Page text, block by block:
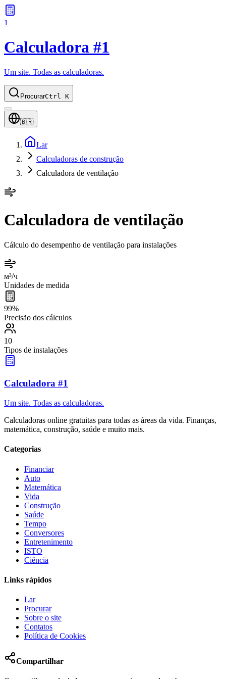
1
Calculadora #1
Um site. Todas as calculadoras.
ProcurarCtrl K
🇧🇷
Lar
Calculadoras de construção
Calculadora de ventilação
Calculadora de ventilação
Cálculo do desempenho de ventilação para instalações
м³/ч
Unidades de medida
99%
Precisão dos cálculos
10
Tipos de instalações
Calculadora #1
Um site. Todas as calculadoras.
Calculadoras online gratuitas para todas as áreas da vida. Finanças,
matemática, construção, saúde e muito mais.
Categorias
Financiar
Auto
Matemática
Vida
Construção
Saúde
Tempo
Conversores
Entretenimento
ISTO
Ciência
Links rápidos
Lar
Procurar
Sobre o site
Contatos
Política de Cookies
Compartilhar